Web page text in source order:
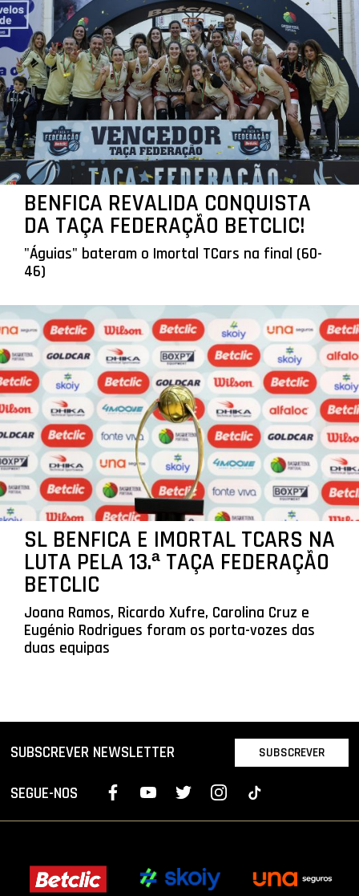
BENFICA REVALIDA CONQUISTA
DA TAÇA FEDERAÇÃO BETCLIC!
"Águias" bateram o Imortal TCars na final (60-
46)
SL BENFICA E IMORTAL TCARS NA
LUTA PELA 13.ª TAÇA FEDERAÇÃO
BETCLIC
Joana Ramos, Ricardo Xufre, Carolina Cruz e
Eugénio Rodrigues foram os porta-vozes das
duas equipas
SUBSCREVER NEWSLETTER SUBSCREVER
SEGUE-NOS